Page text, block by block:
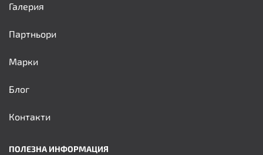
Галерия
Партньори
Марки
Блог
Контакти
ПОЛЕЗНА ИНФОРМАЦИЯ